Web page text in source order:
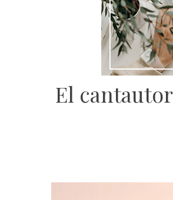
El